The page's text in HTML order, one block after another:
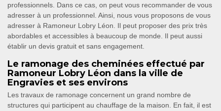
professionnels. Dans ce cas, on peut vous recommander de vous
adresser à un professionnel. Ainsi, nous vous proposons de vous
adresser à Ramoneur Lobry Léon. Il peut proposer des prix très
abordables et accessibles à beaucoup de monde. Il peut aussi
établir un devis gratuit et sans engagement.
Le ramonage des cheminées effectué par
Ramoneur Lobry Léon dans la ville de
Engravies et ses environs
Les travaux de ramonage concernent un grand nombre de
structures qui participent au chauffage de la maison. En fait, il est